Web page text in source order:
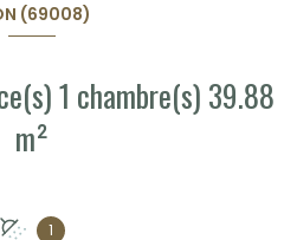
(69008)
m²
1